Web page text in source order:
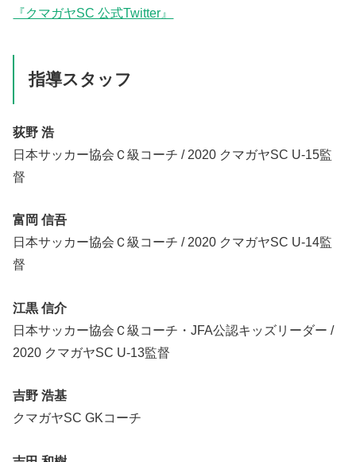
『クマガヤSC 公式Twitter』
指導スタッフ
荻野 浩
日本サッカー協会Ｃ級コーチ / 2020 クマガヤSC U-15監
督
富岡 信吾
日本サッカー協会Ｃ級コーチ / 2020 クマガヤSC U-14監
督
江黒 信介
日本サッカー協会Ｃ級コーチ・JFA公認キッズリーダー /
2020 クマガヤSC U-13監督
吉野 浩基
クマガヤSC GKコーチ